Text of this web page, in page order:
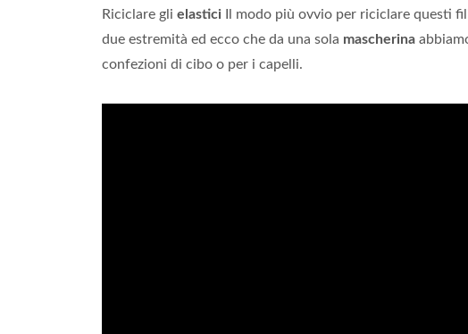
Riciclare gli elastici Il modo più ovvio per riciclare questi
due estremità ed ecco che da una sola mascherina
confezioni di cibo o per i capelli.